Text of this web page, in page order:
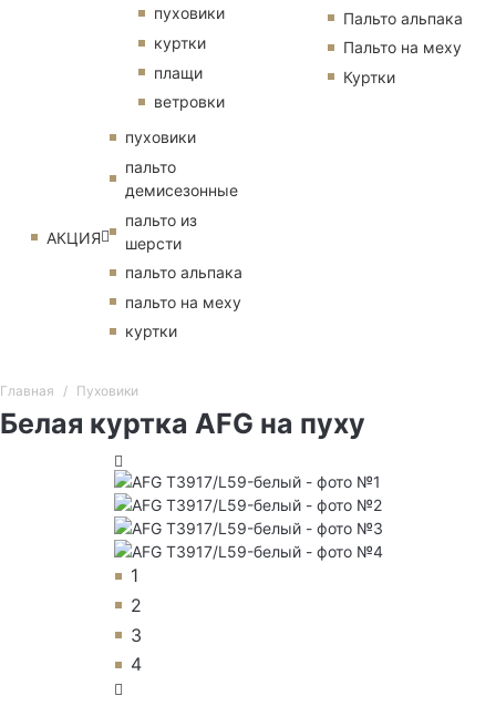
пуховики
куртки
плащи
ветровки
АКЦИЯ
пуховики
пальто
демисезонные
пальто из
шерсти
пальто альпака
пальто на меху
куртки
Пальто альпака
Пальто на меху
Куртки
Главная Пуховики
Белая куртка AFG на пуху
1
2
3
4